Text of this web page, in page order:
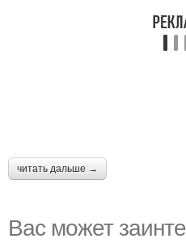
читать дальше →
Вас может